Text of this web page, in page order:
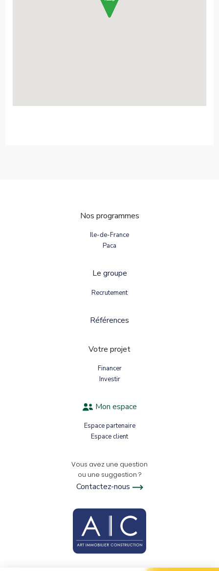
Nos programmes
Ile-de-France
Paca
Le groupe
Recrutement
Références
Votre projet
Financer
Investir
Mon espace
Espace partenaire
Espace client
Vous avez une question
ou une suggestion ?
Contactez-nous